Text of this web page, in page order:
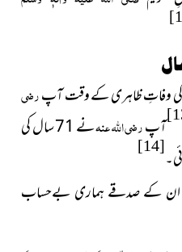
کی وفاتِ ظاہری کے وقت آپرضی
آپرضی اللہ عنہ
نے 71 سال کی
[14]
ان کے صدقے ہماری بےحساب